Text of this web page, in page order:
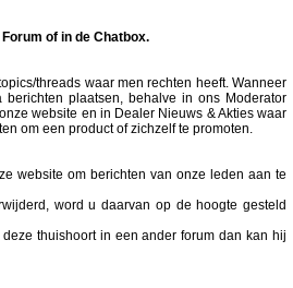
of in de Chatbox.
threads waar men rechten heeft. Wanneer
plaatsen, behalve in ons Moderator
website en in Dealer Nieuws & Akties waar
om een product of zichzelf te promoten.
website om berichten van onze leden aan te
word u daarvan op de hoogte gesteld
thuishoort in een ander forum dan kan hij